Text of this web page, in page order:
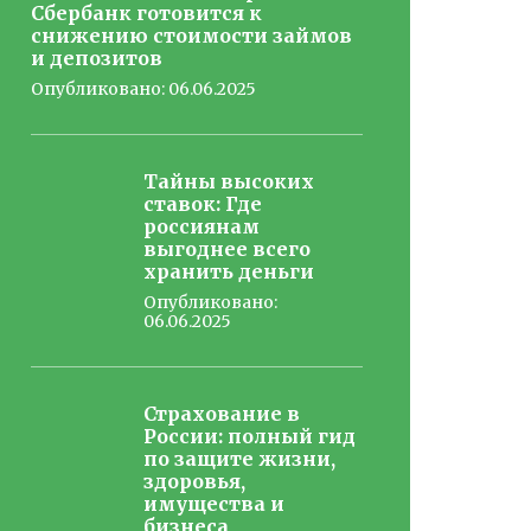
Сбербанк готовится к
снижению стоимости займов
и депозитов
Опубликовано: 06.06.2025
Тайны высоких
ставок: Где
россиянам
выгоднее всего
хранить деньги
Опубликовано:
06.06.2025
Страхование в
России: полный гид
по защите жизни,
здоровья,
имущества и
бизнеса